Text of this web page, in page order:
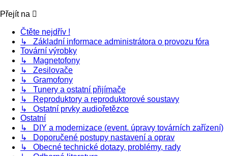
Přejít na
Čtěte nejdřív !
↳ Základní informace administrátora o provozu fóra
Tovární výrobky
↳ Magnetofony
↳ Zesilovače
↳ Gramofony
↳ Tunery a ostatní přijímače
↳ Reproduktory a reproduktorové soustavy
↳ Ostatní prvky audiořetězce
Ostatní
↳ DIY a modernizace (event. úpravy továrních zařízení)
↳ Doporučené postupy nastavení a oprav
↳ Obecné technické dotazy, problémy, rady